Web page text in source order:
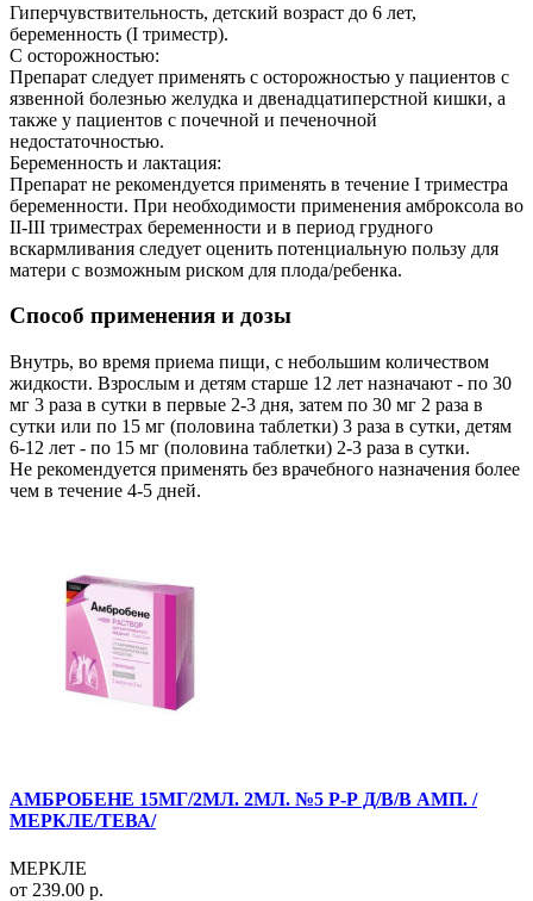
Гиперчувствительность, детский возраст до 6 лет,
беременность (I триместр).
С осторожностью:
Препарат следует применять с осторожностью у пациентов с
язвенной болезнью желудка и двенадцатиперстной кишки, а
также у пациентов с почечной и печеночной
недостаточностью.
Беременность и лактация:
Препарат не рекомендуется применять в течение I триместра
беременности. При необходимости применения амброксола во
II-III триместрах беременности и в период грудного
вскармливания следует оценить потенциальную пользу для
матери с возможным риском для плода/ребенка.
Способ применения и дозы
Внутрь, во время приема пищи, с небольшим количеством
жидкости. Взрослым и детям старше 12 лет назначают - по 30
мг 3 раза в сутки в первые 2-3 дня, затем по 30 мг 2 раза в
сутки или по 15 мг (половина таблетки) 3 раза в сутки, детям
6-12 лет - по 15 мг (половина таблетки) 2-3 раза в сутки.
Не рекомендуется применять без врачебного назначения более
чем в течение 4-5 дней.
АМБРОБЕНЕ 15МГ/2МЛ. 2МЛ. №5 Р-Р Д/В/В АМП. /
МЕРКЛЕ/ТЕВА/
МЕРКЛЕ
от 239.00 р.